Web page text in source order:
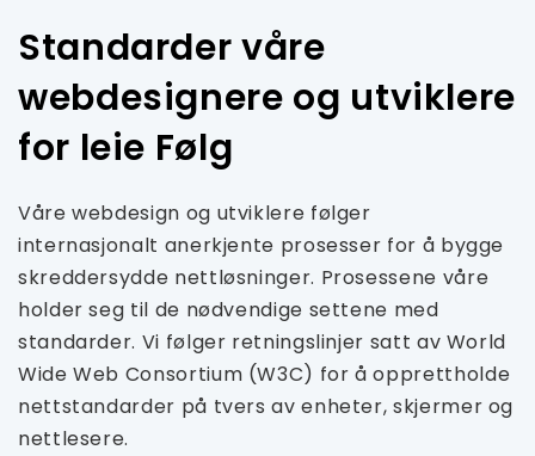
Standarder våre
webdesignere og utviklere
for leie Følg
Våre webdesign og utviklere følger
internasjonalt anerkjente prosesser for å bygge
skreddersydde nettløsninger. Prosessene våre
holder seg til de nødvendige settene med
standarder. Vi følger retningslinjer satt av World
Wide Web Consortium (W3C) for å opprettholde
nettstandarder på tvers av enheter, skjermer og
nettlesere.